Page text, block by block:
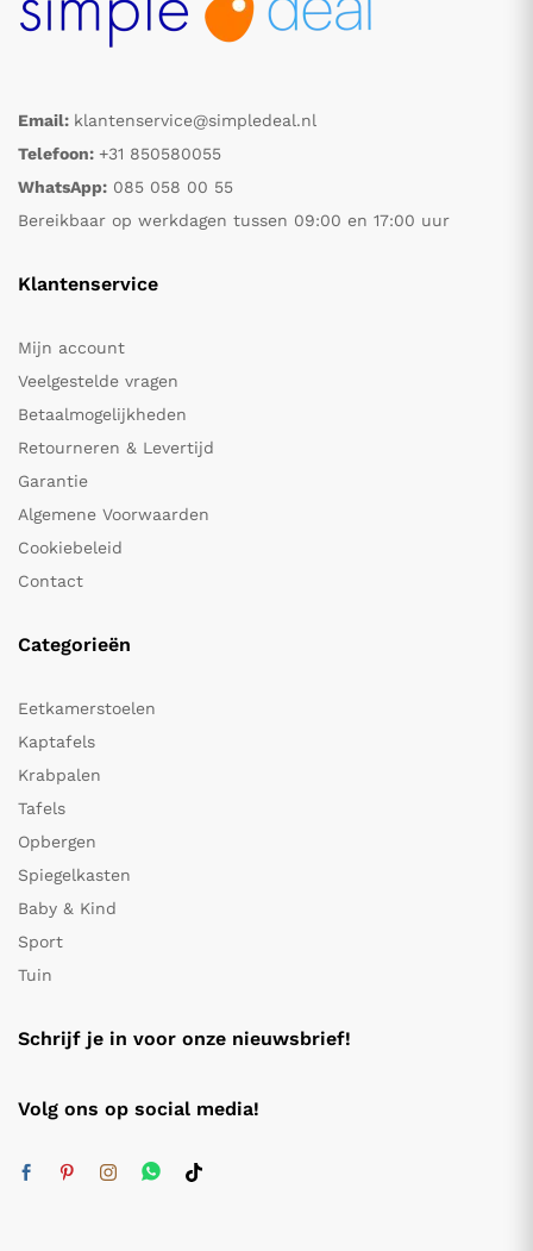
Email: klantenservice@simpledeal.nl
Telefoon: +31 850580055
WhatsApp: 085 058 00 55
Bereikbaar op werkdagen tussen 09:00 en 17:00 uur
Klantenservice
Mijn account
Veelgestelde vragen
Betaalmogelijkheden
Retourneren & Levertijd
Garantie
Algemene Voorwaarden
Cookiebeleid
Contact
Categorieën
Eetkamerstoelen
Kaptafels
Krabpalen
Tafels
Opbergen
Spiegelkasten
Baby & Kind
Sport
Tuin
Schrijf je in voor onze nieuwsbrief!
Volg ons op social media!